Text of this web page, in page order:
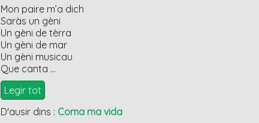
Mon paire m’a dich
Saràs un gèni
Un gèni de tèrra
Un gèni de mar
Un gèni musicau
Que canta …
Legir tot
D'ausir dins : Coma ma vida